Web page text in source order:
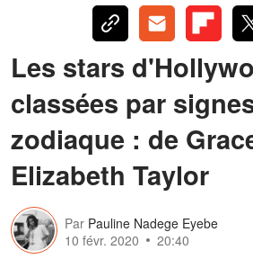
Les stars
classées par
zodiaque : de
Elizabeth Taylor
Par Pauline Nadege Eyebe
10 févr. 2020
20:40